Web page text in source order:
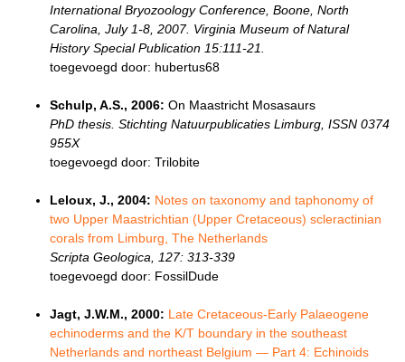
International Bryozoology Conference, Boone, North
Carolina, July 1-8, 2007. Virginia Museum of Natural
History Special Publication 15:111-21.
toegevoegd door: hubertus68
Schulp, A.S., 2006: On Maastricht Mosasaurs
PhD thesis. Stichting Natuurpublicaties Limburg, ISSN 0374
955X
toegevoegd door: Trilobite
Leloux, J., 2004: Notes on taxonomy and taphonomy of
two Upper Maastrichtian (Upper Cretaceous) scleractinian
corals from Limburg, The Netherlands
Scripta Geologica, 127: 313-339
toegevoegd door: FossilDude
Jagt, J.W.M., 2000: Late Cretaceous-Early Palaeogene
echinoderms and the K/T boundary in the southeast
Netherlands and northeast Belgium — Part 4: Echinoids